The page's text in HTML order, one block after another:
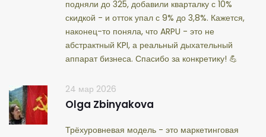
подняли до 325, добавили кварталку с 10%
скидкой - и отток упал с 9% до 3,8%. Кажется,
наконец-то поняла, что ARPU - это не
абстрактный KPI, а реальный дыхательный
аппарат бизнеса. Спасибо за конкретику! 💪
24 мар 2026
Olga Zbinyakova
Трёхуровневая модель - это маркетинговая